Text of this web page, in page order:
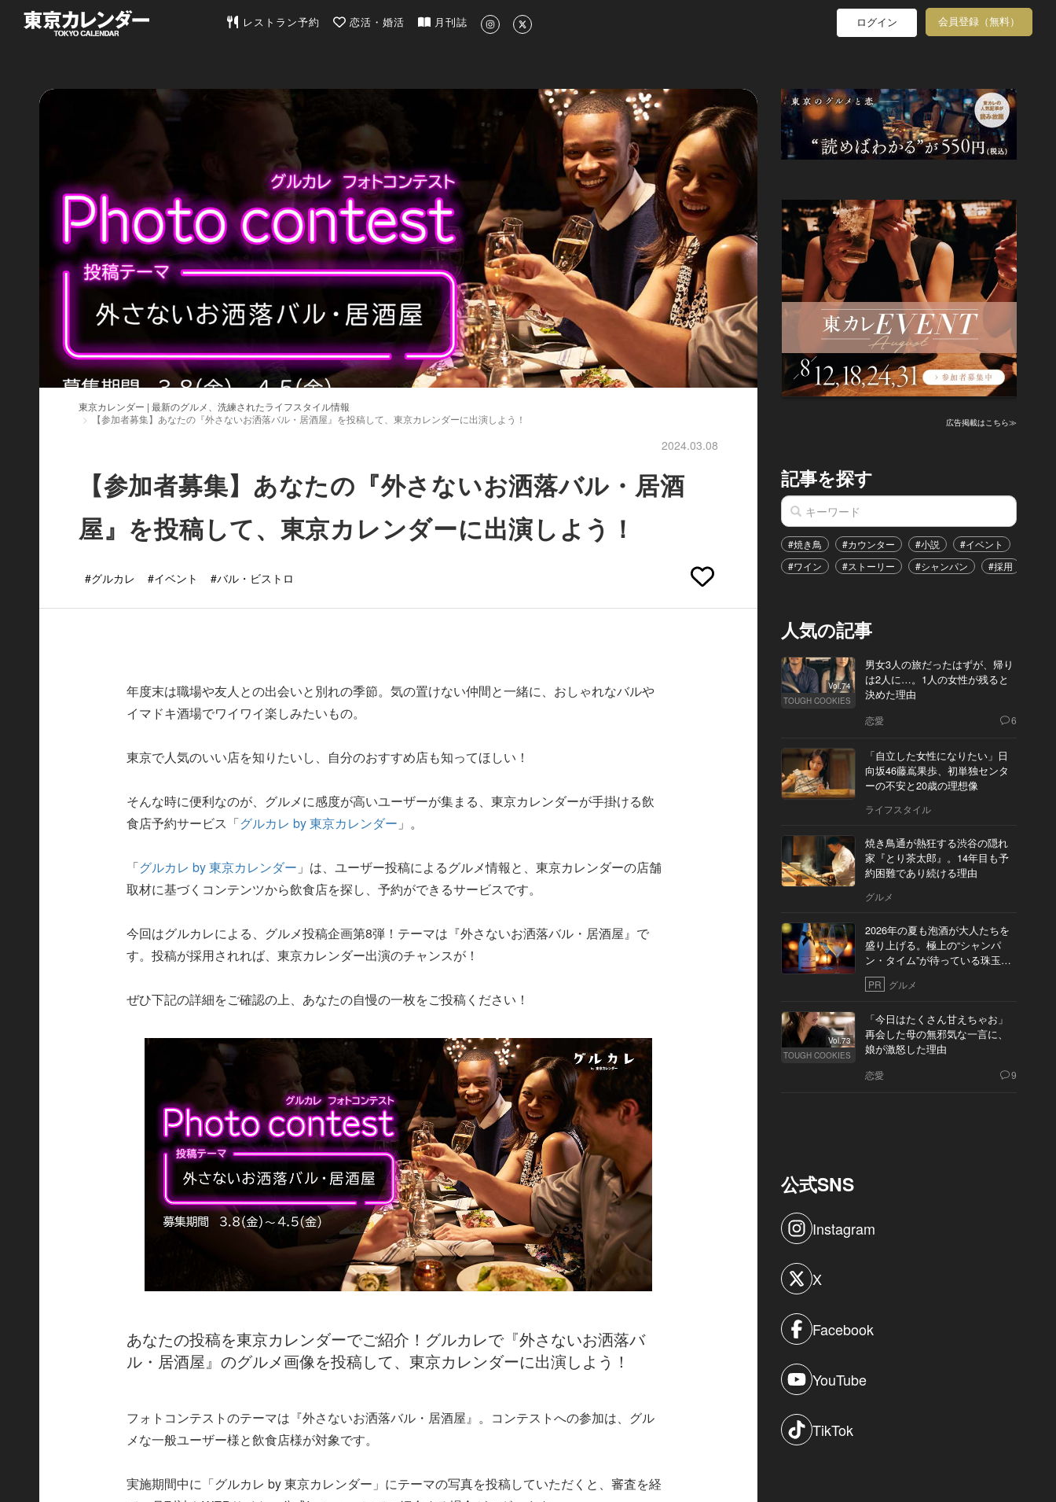
東京カレンダー | 最新のグルメ、洗練されたライフスタイル情報
レストラン予約 恋活・婚活 月刊誌 ログイン 会員登録（無料）
東京カレンダー | 最新のグルメ、洗練されたライフスタイル情報
【参加者募集】あなたの『外さないお洒落バル・居酒屋』を投稿して、東京カレンダーに出演しよう！
2024.03.08
【参加者募集】あなたの『外さないお洒落バル・居酒
屋』を投稿して、東京カレンダーに出演しよう！
#グルカレ #イベント #バル・ビストロ
年度末は職場や友人との出会いと別れの季節。気の置けない仲間と一緒に、おしゃれなバルや
イマドキ酒場でワイワイ楽しみたいもの。
東京で人気のいい店を知りたいし、自分のおすすめ店も知ってほしい！
そんな時に便利なのが、グルメに感度が高いユーザーが集まる、東京カレンダーが手掛ける飲
食店予約サービス「グルカレ by 東京カレンダー 」。
「グルカレ by 東京カレンダー 」は、ユーザー投稿によるグルメ情報と、東京カレンダーの店舗
取材に基づくコンテンツから飲食店を探し、予約ができるサービスです。
今回はグルカレによる、グルメ投稿企画第8弾！テーマは『外さないお洒落バル・居酒屋』で
す。投稿が採用されれば、東京カレンダー出演のチャンスが！
ぜひ下記の詳細をご確認の上、あなたの自慢の一枚をご投稿ください！
あなたの投稿を東京カレンダーでご紹介！グルカレで『外さないお洒落バ
ル・居酒屋』のグルメ画像を投稿して、東京カレンダーに出演しよう！
フォトコンテストのテーマは『外さないお洒落バル・居酒屋』。コンテストへの参加は、グル
メな一般ユーザー様と飲食店様が対象です。
実施期間中に「グルカレ by 東京カレンダー」にテーマの写真を投稿していただくと、審査を経
広告掲載はこちら≫
記事を探す
#焼き鳥 #カウンター #小説 #イベント
#ワイン
#ストーリー #シャンパン #採用
人気の記事
Vol.74
TOUGH COOKIES
男女3人の旅だったはずが、帰り
は2人に…。1人の女性が残ると
決めた理由
恋愛 6
「自立した女性になりたい」日
向坂46藤嶌果歩、初単独センタ
ーの不安と20歳の理想像
ライフスタイル
焼き鳥通が熱狂する渋谷の隠れ
家『とり茶太郎』。14年目も予
約困難であり続ける理由
グルメ
2026年の夏も泡酒が大人たちを
盛り上げる。極上の“シャンパ
ン・タイム”が待っている珠玉の
10軒
PR グルメ
Vol.73
TOUGH COOKIES
「今日はたくさん甘えちゃお」
再会した母の無邪気な一言に、
娘が激怒した理由
恋愛 9
公式SNS
Instagram
X
Facebook
YouTube
TikTok